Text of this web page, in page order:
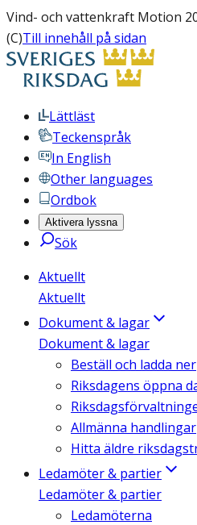
Vind- och vattenkraft Motion
(C)Till innehåll på sidan
Lättläst
Teckenspråk
In English
Other languages
Ordbok
Aktivera lyssna
Sök
Aktuellt
Aktuellt
Dokument & lagar
Dokument & lagar
Beställ och ladda ner
Riksdagens öppna
Allmänna handlingar
Hitta äldre
Ledamöter & partier
Ledamöter & partier
Ledamöterna